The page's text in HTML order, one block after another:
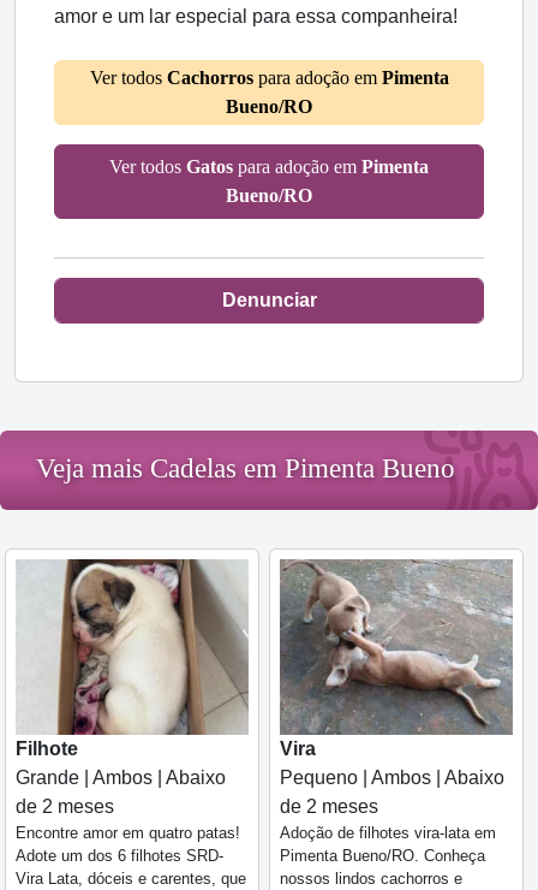
amor e um lar especial para essa companheira!
Ver todos Cachorrospara adoção em Pimenta
Bueno/RO
Ver todos Gatos para adoção em Pimenta
Bueno/RO
Denunciar
Veja mais Cadelas em Pimenta Bueno
Filhote
Grande | Ambos | Abaixo
de 2 meses
Encontre amor em quatro patas!
Adote um dos 6 filhotes SRD-
Vira Lata, dóceis e carentes, que
Vira
Pequeno | Ambos | Abaixo
de 2 meses
Adoção de filhotes vira-lata em
Pimenta Bueno/RO. Conheça
nossos lindos cachorros e